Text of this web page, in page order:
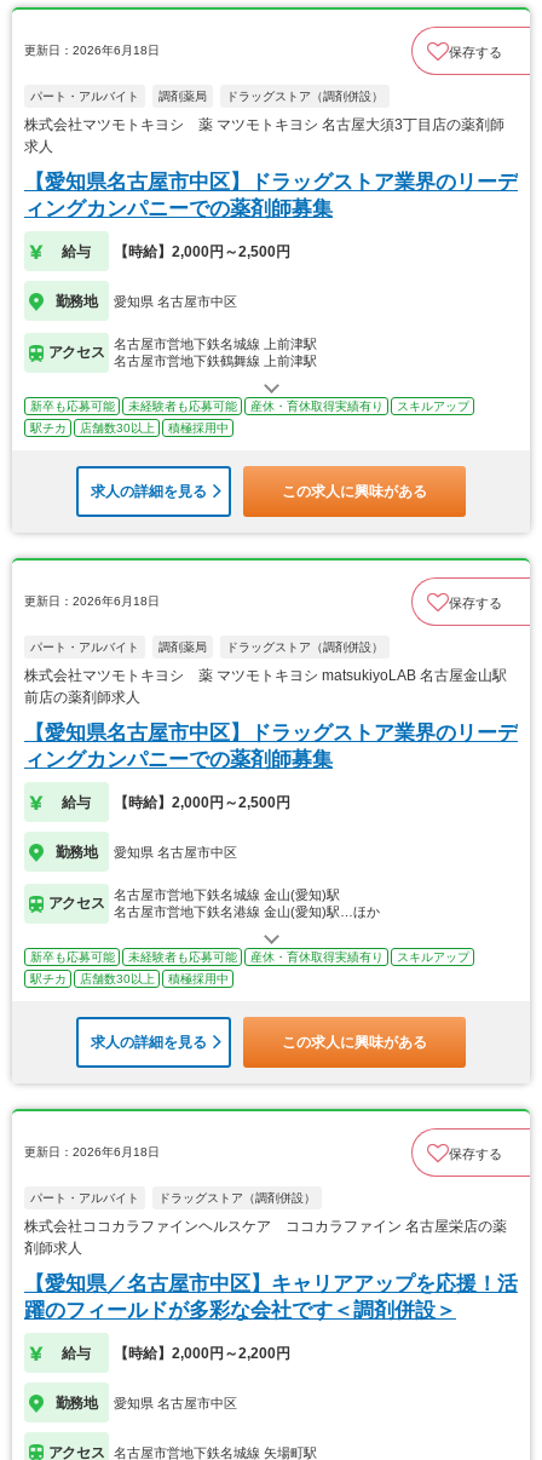
更新日：2026年6月18日 保存する
パート・アルバイト 調剤薬局 ドラッグストア（調剤併設）
株式会社マツモトキヨシ 薬 マツモトキヨシ 名古屋大須3丁目店の薬剤師
求人
【愛知県名古屋市中区】ドラッグストア業界のリーデ
ィングカンパニーでの薬剤師募集
給与 【時給】2,000円～2,500円
勤務地 愛知県 名古屋市中区
アクセス
名古屋市営地下鉄名城線 上前津駅
名古屋市営地下鉄鶴舞線 上前津駅
新卒も応募可能 未経験者も応募可能 産休・育休取得実績有り
スキルアップ
駅チカ
店舗数30以上 積極採用中
求人の詳細を見る この求人に興味がある
更新日：2026年6月18日 保存する
パート・アルバイト 調剤薬局 ドラッグストア（調剤併設）
株式会社マツモトキヨシ 薬 マツモトキヨシ matsukiyoLAB 名古屋金山駅
前店の薬剤師求人
【愛知県名古屋市中区】ドラッグストア業界のリーデ
ィングカンパニーでの薬剤師募集
給与 【時給】2,000円～2,500円
勤務地 愛知県 名古屋市中区
アクセス
名古屋市営地下鉄名城線 金山(愛知)駅
名古屋市営地下鉄名港線 金山(愛知)駅…ほか
新卒も応募可能 未経験者も応募可能 産休・育休取得実績有り
スキルアップ
駅チカ
店舗数30以上 積極採用中
求人の詳細を見る この求人に興味がある
更新日：2026年6月18日 保存する
パート・アルバイト ドラッグストア（調剤併設）
株式会社ココカラファインヘルスケア ココカラファイン 名古屋栄店の薬
剤師求人
【愛知県／名古屋市中区】キャリアアップを応援！活
躍のフィールドが多彩な会社です＜調剤併設＞
給与 【時給】2,000円～2,200円
勤務地 愛知県 名古屋市中区
アクセス 名古屋市営地下鉄名城線 矢場町駅